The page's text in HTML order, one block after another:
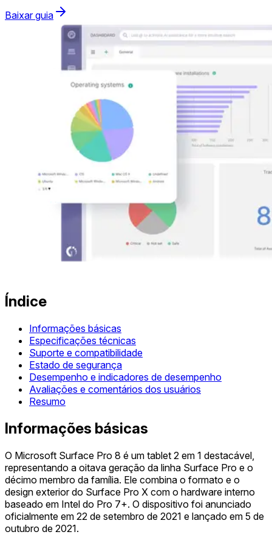
Baixar guia
Índice
Informações básicas
Especificações técnicas
Suporte e compatibilidade
Estado de segurança
Desempenho e indicadores de desempenho
Avaliações e comentários dos usuários
Resumo
Informações básicas
O Microsoft Surface Pro 8 é um tablet 2 em 1 destacável,
representando a oitava geração da linha Surface Pro e o
décimo membro da família. Ele combina o formato e o
design exterior do Surface Pro X com o hardware interno
baseado em Intel do Pro 7+. O dispositivo foi anunciado
oficialmente em 22 de setembro de 2021 e lançado em 5 de
outubro de 2021.